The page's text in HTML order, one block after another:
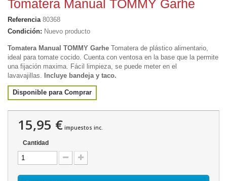
Tomatera Manual TOMMY Garhe
Referencia 80368
Condición: Nuevo producto
Tomatera Manual TOMMY Garhe Tomatera de plástico alimentario,
ideal para tomate cocido. Cuenta con ventosa en la base que la permite
una fijación maxima. Fácil limpieza, se puede meter en el
lavavajillas.
Incluye bandeja y taco.
Disponible para Comprar
15,95 € impuestos inc.
Cantidad